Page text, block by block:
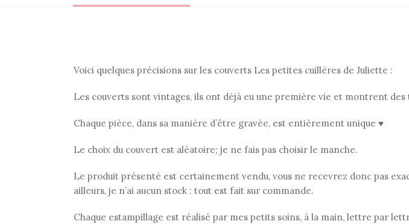
Voici quelques précisions sur les couverts Les petites cuillères de Juliette :
Les couverts sont vintages, ils ont déjà eu une première vie et montrent des
Chaque pièce, dans sa manière d’être gravée, est entièrement unique ♥
Le choix du couvert est aléatoire; je ne fais pas choisir le manche.
Le produit présenté est certainement vendu, vous ne recevrez donc pas
ailleurs, je n’ai aucun stock : tout est fait sur commande.
Chaque estampillage est réalisé par mes petits soins, à la main, lettre par